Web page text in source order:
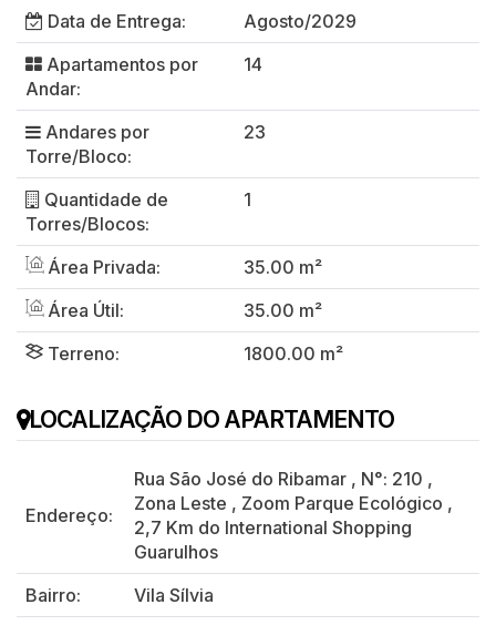
Data de Entrega:
Agosto/2029
Apartamentos por
Andar:
14
Andares por
Torre/Bloco:
23
Quantidade de
Torres/Blocos:
1
Área Privada:
35.00 m²
Área Útil:
35.00 m²
Terreno:
1800.00 m²
LOCALIZAÇÃO DO APARTAMENTO
Endereço:
Rua São José do Ribamar , N°: 210 ,
Zona Leste , Zoom Parque Ecológico ,
2,7 Km do International Shopping
Guarulhos
Bairro:
Vila Sílvia